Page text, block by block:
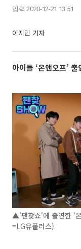
입력 2020-12-21 13:51
이지민 기자
아이돌 ‘온앤오프’ 출
▲'팬찾쇼'에 출연한 ‘
=LG유플러스)